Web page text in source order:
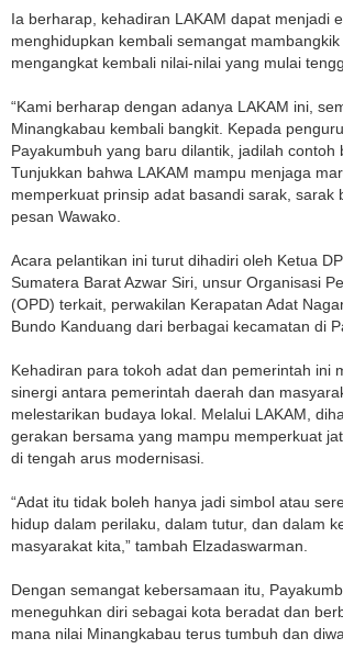
Ia berharap, kehadiran LAKAM dapat menjadi
menghidupkan kembali semangat mambangkik
mengangkat kembali nilai-nilai yang mulai
“Kami berharap dengan adanya LAKAM ini,
Minangkabau kembali bangkit. Kepada
Payakumbuh yang baru dilantik, jadilah contoh
Tunjukkan bahwa LAKAM mampu menjaga
memperkuat prinsip adat basandi sarak, sarak
pesan Wawako.
Acara pelantikan ini turut dihadiri oleh Ketua
Sumatera Barat Azwar Siri, unsur Organisasi
(OPD) terkait, perwakilan Kerapatan Adat
Bundo Kanduang dari berbagai kecamatan di
Kehadiran para tokoh adat dan pemerintah ini
sinergi antara pemerintah daerah dan
melestarikan budaya lokal. Melalui LAKAM,
gerakan bersama yang mampu memperkuat
di tengah arus modernisasi.
“Adat itu tidak boleh hanya jadi simbol atau
hidup dalam perilaku, dalam tutur, dan dalam
masyarakat kita,” tambah Elzadaswarman.
Dengan semangat kebersamaan itu,
meneguhkan diri sebagai kota beradat dan
mana nilai Minangkabau terus tumbuh dan